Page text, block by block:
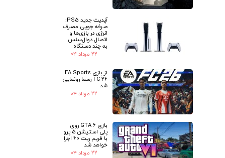
آپدیت جدید PS5:
صرفه جویی مصرف
انرژی در بازی‌ها و
اتصال دوال‌سنس
به چند دستگاه
۲۲ مرداد ۰۴
از بازی EA Sports
FC 26 رسما رونمایی
شد
۲۲ مرداد ۰۴
بازی GTA 6 روی
پلی استیشن 5 پرو
با فریم ریت 60 اجرا
خواهد شد
۲۲ مرداد ۰۴